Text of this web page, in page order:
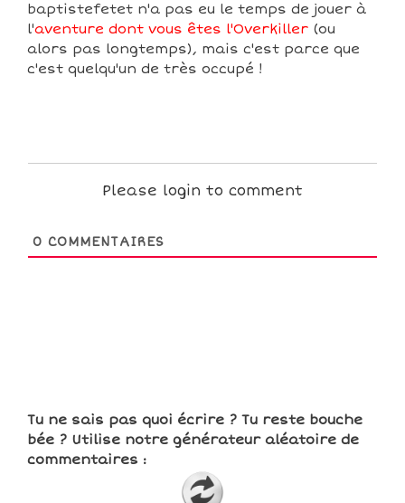
baptistefetet n'a pas eu le temps de jouer à
l'aventure dont vous êtes l'Overkiller (ou
alors pas longtemps), mais c'est parce que
c'est quelqu'un de très occupé !
Please login to comment
0 COMMENTAIRES
Tu ne sais pas quoi écrire ? Tu reste bouche
bée ? Utilise notre générateur aléatoire de
commentaires :